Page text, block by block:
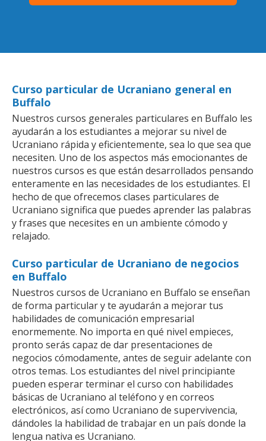
Curso particular de Ucraniano general en
Buffalo
Nuestros cursos generales particulares en Buffalo les
ayudarán a los estudiantes a mejorar su nivel de
Ucraniano rápida y eficientemente, sea lo que sea que
necesiten. Uno de los aspectos más emocionantes de
nuestros cursos es que están desarrollados pensando
enteramente en las necesidades de los estudiantes. El
hecho de que ofrecemos clases particulares de
Ucraniano significa que puedes aprender las palabras
y frases que necesites en un ambiente cómodo y
relajado.
Curso particular de Ucraniano de negocios
en Buffalo
Nuestros cursos de Ucraniano en Buffalo se enseñan
de forma particular y te ayudarán a mejorar tus
habilidades de comunicación empresarial
enormemente. No importa en qué nivel empieces,
pronto serás capaz de dar presentaciones de
negocios cómodamente, antes de seguir adelante con
otros temas. Los estudiantes del nivel principiante
pueden esperar terminar el curso con habilidades
básicas de Ucraniano al teléfono y en correos
electrónicos, así como Ucraniano de supervivencia,
dándoles la habilidad de trabajar en un país donde la
lengua nativa es Ucraniano.